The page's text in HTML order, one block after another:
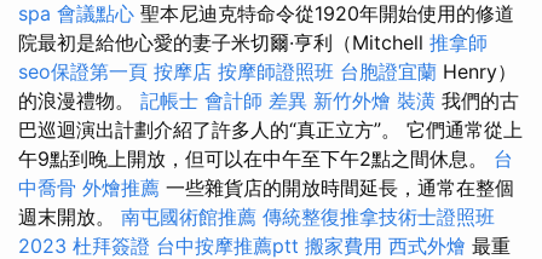
spa 會議點心 聖本尼迪克特命令從1920年開始使用的修道
院最初是給他心愛的妻子米切爾·亨利（Mitchell 推拿師
seo保證第一頁 按摩店 按摩師證照班 台胞證宜蘭 Henry）
的浪漫禮物。 記帳士 會計師 差異 新竹外燴 裝潢 我們的古
巴巡迴演出計劃介紹了許多人的“真正立方”。 它們通常從上
午9點到晚上開放，但可以在中午至下午2點之間休息。 台
中喬骨 外燴推薦 一些雜貨店的開放時間延長，通常在整個
週末開放。 南屯國術館推薦 傳統整復推拿技術士證照班
2023 杜拜簽證 台中按摩推薦ptt 搬家費用 西式外燴 最重